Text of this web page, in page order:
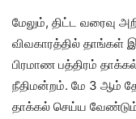
மேலும், திட்ட வரைவு
விவகாரத்தில் தாங்கள்
பிரமாண பத்திரம்
நீதிமன்றம். மே 3 ஆம்
தாக்கல் செய்ய வேண்டும்